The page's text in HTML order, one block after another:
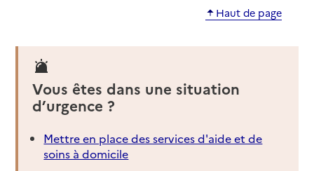
Haut de page
Vous êtes dans une situation
d’urgence ?
Mettre en place des services d'aide et de
soins à domicile